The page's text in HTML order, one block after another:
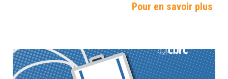
Pour en savoir plus